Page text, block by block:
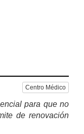
Centro Médico
para que no
de renovación